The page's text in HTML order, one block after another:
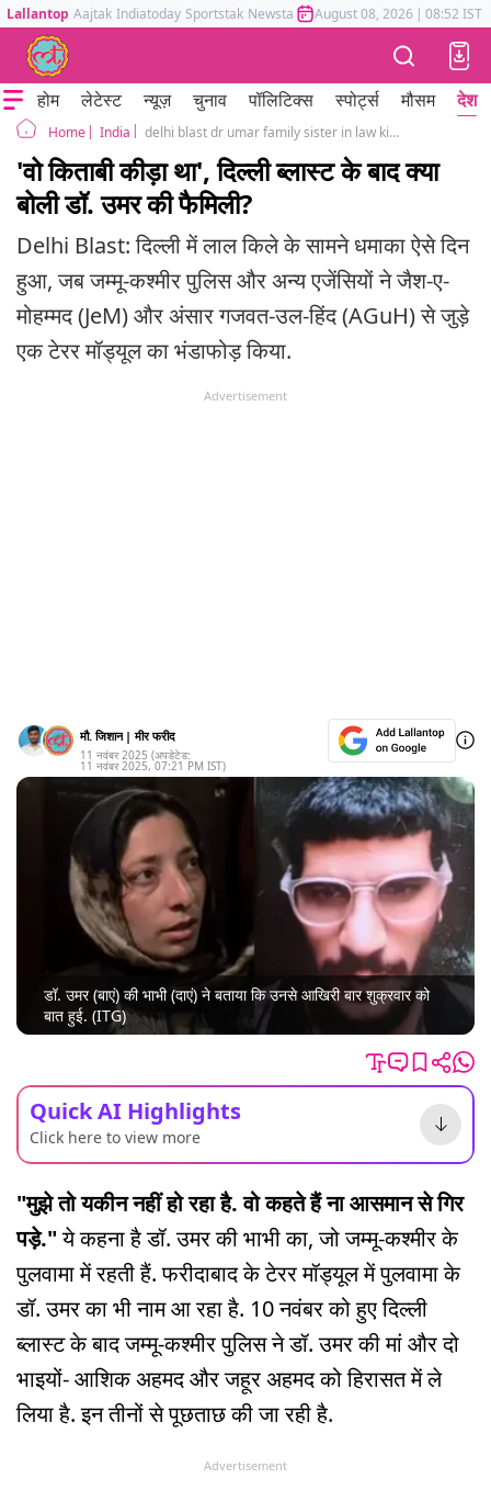
Lallantop Aajtak Indiatoday Sportstak Newstak Mumbai Tak Astrotak
August 08, 2026 | 08:52 IST
होम लेटेस्ट न्यूज़ चुनाव पॉलिटिक्स स्पोर्ट्स मौसम देश
Home India delhi blast dr umar family sister in law kitabi keeda pulwama jammu kashmir
'वो किताबी कीड़ा था', दिल्ली ब्लास्ट के बाद क्या
बोली डॉ. उमर की फैमिली?
Delhi Blast: दिल्ली में लाल किले के सामने धमाका ऐसे दिन
हुआ, जब जम्मू-कश्मीर पुलिस और अन्य एजेंसियों ने जैश-ए-
मोहम्मद (JeM) और अंसार गजवत-उल-हिंद (AGuH) से जुड़े
एक टेरर मॉड्यूल का भंडाफोड़ किया.
Advertisement
मौ. जिशान | मीर फरीद
11 नवंबर 2025 (अपडेटेड:
11 नवंबर 2025, 07:21 PM IST)
डॉ. उमर (बाएं) की भाभी (दाएं) ने बताया कि उनसे आखिरी बार शुक्रवार को
बात हुई. (ITG)
Quick AI Highlights
Click here to view more
"मुझे तो यकीन नहीं हो रहा है. वो कहते हैं ना आसमान से गिर
पड़े."ये कहना है डॉ. उमर की भाभी का, जो जम्मू-कश्मीर के
पुलवामा में रहती हैं. फरीदाबाद के टेरर मॉड्यूल में पुलवामा के
डॉ. उमर का भी नाम आ रहा है. 10 नवंबर को हुए दिल्ली
ब्लास्ट के बाद जम्मू-कश्मीर पुलिस ने डॉ. उमर की मां और दो
भाइयों- आशिक अहमद और जहूर अहमद को हिरासत में ले
लिया है. इन तीनों से पूछताछ की जा रही है.
Advertisement